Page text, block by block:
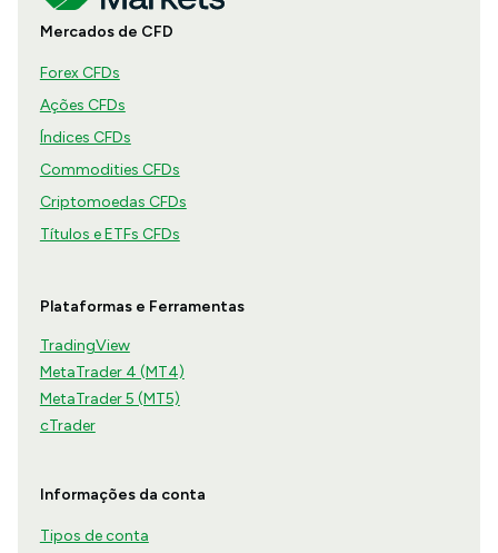
Mercados de CFD
Forex CFDs
Ações CFDs
Índices CFDs
Commodities CFDs
Criptomoedas CFDs
Títulos e ETFs CFDs
Plataformas e Ferramentas
TradingView
MetaTrader 4 (MT4)
MetaTrader 5 (MT5)
cTrader
Informações da conta
Tipos de conta